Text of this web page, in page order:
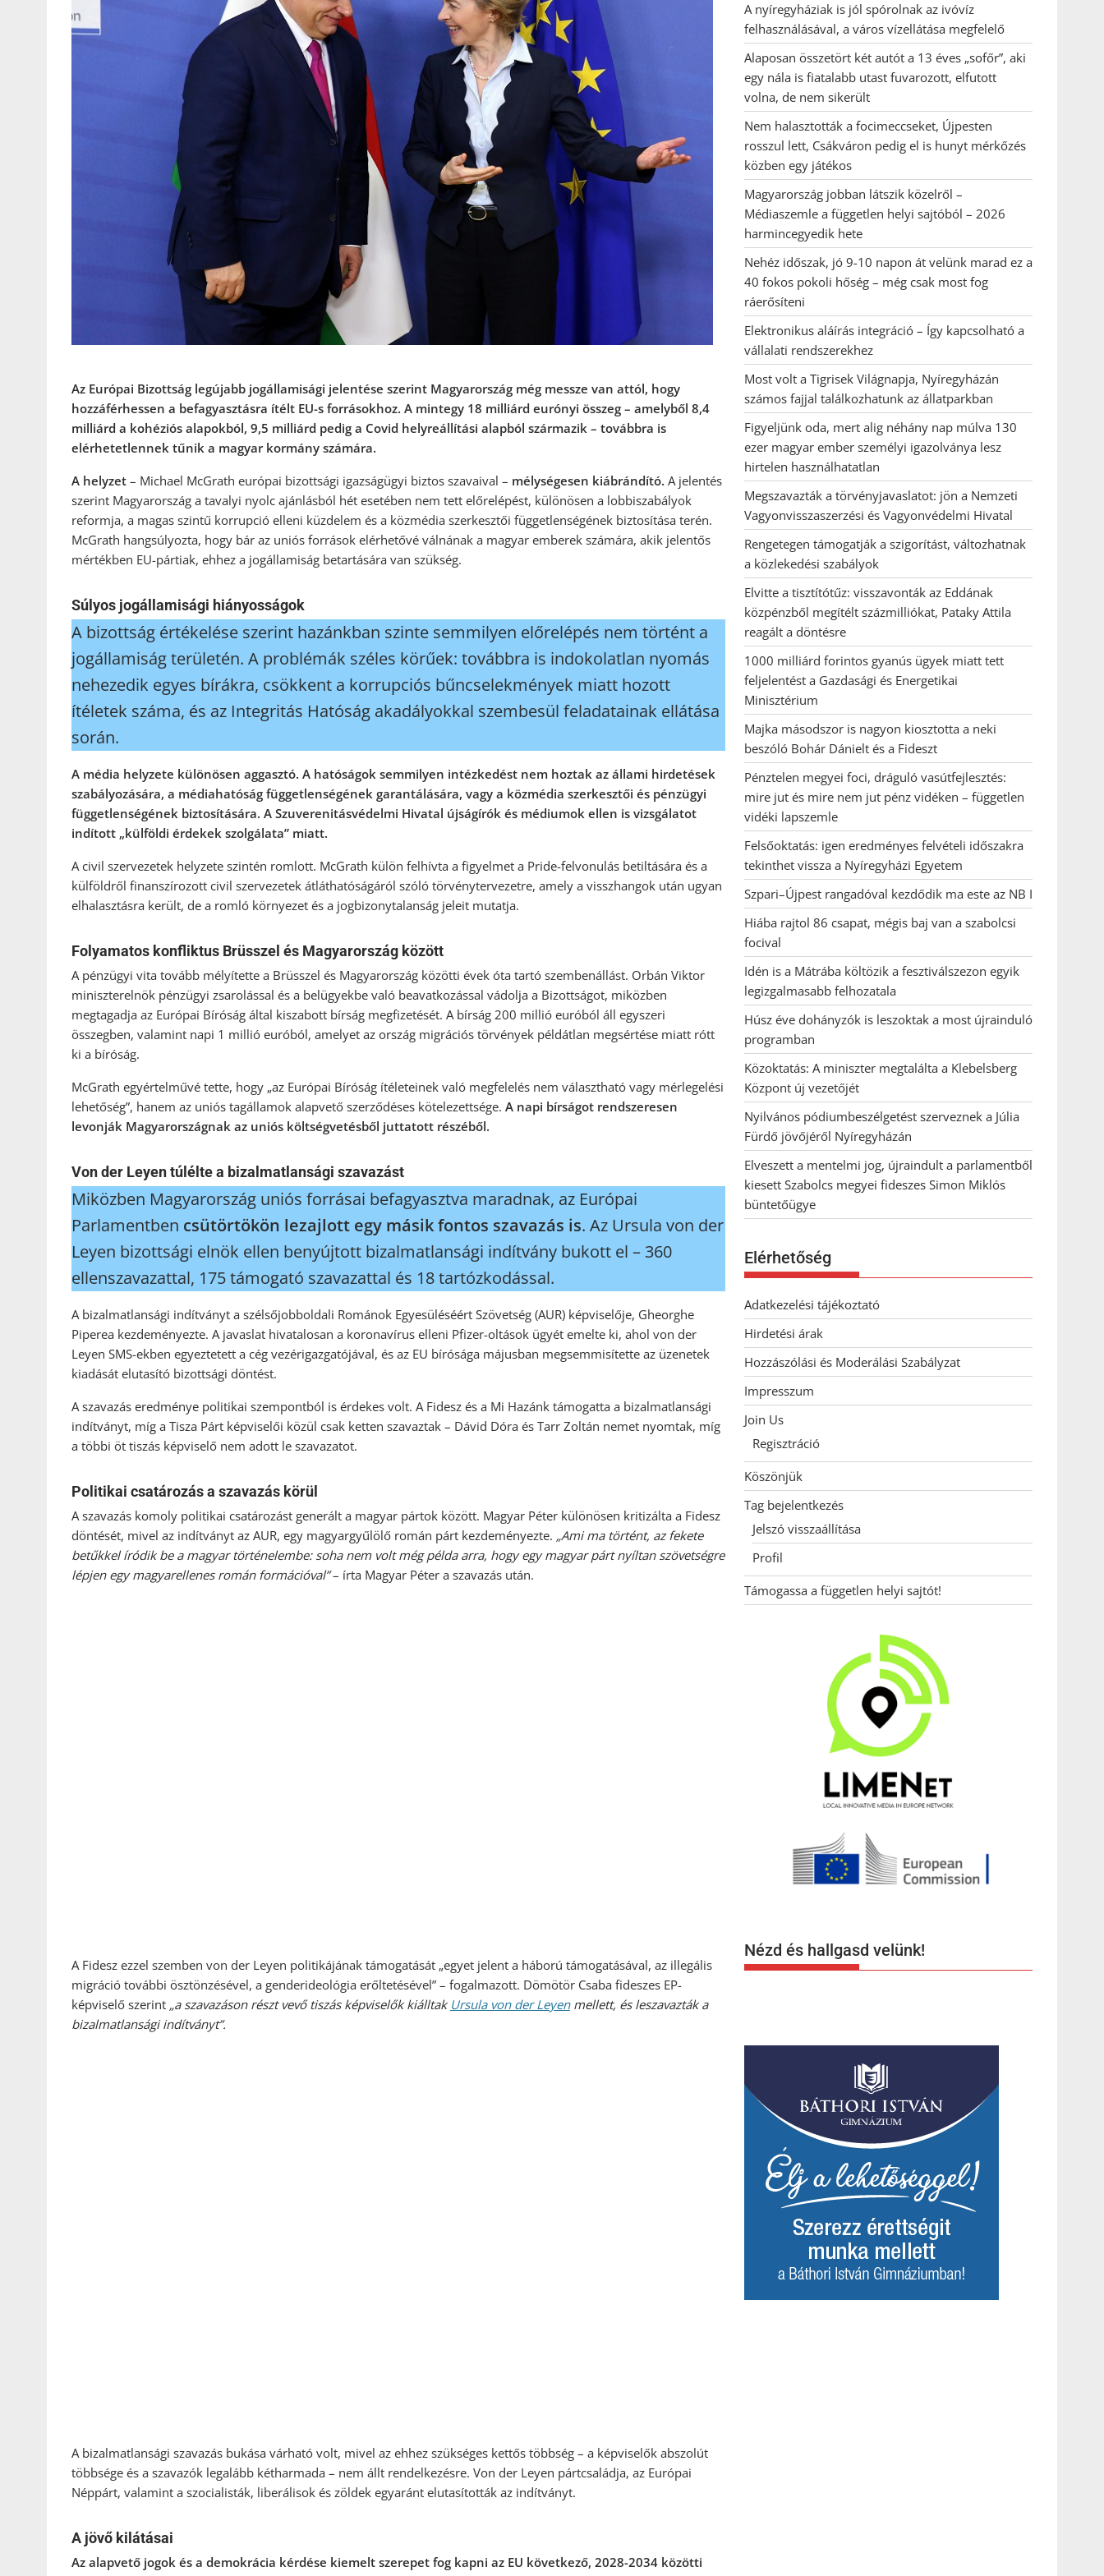
Az Európai Bizottság legújabb jogállamisági jelentése szerint Magyarország még messze van attól, hogy
hozzáférhessen a befagyasztásra ítélt EU-s forrásokhoz. A mintegy 18 milliárd eurónyi összeg – amelyből 8,4
milliárd a kohéziós alapokból, 9,5 milliárd pedig a Covid helyreállítási alapból származik – továbbra is
elérhetetlennek tűnik a magyar kormány számára.
A helyzet – Michael McGrath európai bizottsági igazságügyi biztos szavaival – mélységesen kiábrándító. A jelentés
szerint Magyarország a tavalyi nyolc ajánlásból hét esetében nem tett előrelépést, különösen a lobbiszabályok
reformja, a magas szintű korrupció elleni küzdelem és a közmédia szerkesztői függetlenségének biztosítása terén.
McGrath hangsúlyozta, hogy bár az uniós források elérhetővé válnának a magyar emberek számára, akik jelentős
mértékben EU-pártiak, ehhez a jogállamiság betartására van szükség.
Súlyos jogállamisági hiányosságok
A bizottság értékelése szerint hazánkban szinte semmilyen előrelépés nem történt a
jogállamiság területén. A problémák széles körűek: továbbra is indokolatlan nyomás
nehezedik egyes bírákra, csökkent a korrupciós bűncselekmények miatt hozott
ítéletek száma, és az Integritás Hatóság akadályokkal szembesül feladatainak ellátása
során.
A média helyzete különösen aggasztó. A hatóságok semmilyen intézkedést nem hoztak az állami hirdetések
szabályozására, a médiahatóság függetlenségének garantálására, vagy a közmédia szerkesztői és pénzügyi
függetlenségének biztosítására. A Szuverenitásvédelmi Hivatal újságírók és médiumok ellen is vizsgálatot
indított „külföldi érdekek szolgálata” miatt.
A civil szervezetek helyzete szintén romlott. McGrath külön felhívta a figyelmet a Pride-felvonulás betiltására és a
külföldről finanszírozott civil szervezetek átláthatóságáról szóló törvénytervezetre, amely a visszhangok után ugyan
elhalasztásra került, de a romló környezet és a jogbizonytalanság jeleit mutatja.
Folyamatos konfliktus Brüsszel és Magyarország között
A pénzügyi vita tovább mélyítette a Brüsszel és Magyarország közötti évek óta tartó szembenállást. Orbán Viktor
miniszterelnök pénzügyi zsarolással és a belügyekbe való beavatkozással vádolja a Bizottságot, miközben
megtagadja az Európai Bíróság által kiszabott bírság megfizetését. A bírság 200 millió euróból áll egyszeri
összegben, valamint napi 1 millió euróból, amelyet az ország migrációs törvények példátlan megsértése miatt rótt
ki a bíróság.
McGrath egyértelművé tette, hogy „az Európai Bíróság ítéleteinek való megfelelés nem választható vagy mérlegelési
lehetőség”, hanem az uniós tagállamok alapvető szerződéses kötelezettsége. A napi bírságot rendszeresen
levonják Magyarországnak az uniós költségvetésből juttatott részéből.
Von der Leyen túlélte a bizalmatlansági szavazást
Miközben Magyarország uniós forrásai befagyasztva maradnak, az Európai
Parlamentben csütörtökön lezajlott egy másik fontos szavazás is. Az Ursula von der
Leyen bizottsági elnök ellen benyújtott bizalmatlansági indítvány bukott el – 360
ellenszavazattal, 175 támogató szavazattal és 18 tartózkodással.
A bizalmatlansági indítványt a szélsőjobboldali Románok Egyesüléséért Szövetség (AUR) képviselője, Gheorghe
Piperea kezdeményezte. A javaslat hivatalosan a koronavírus elleni Pfizer-oltások ügyét emelte ki, ahol von der
Leyen SMS-ekben egyeztetett a cég vezérigazgatójával, és az EU bírósága májusban megsemmisítette az üzenetek
kiadását elutasító bizottsági döntést.
A szavazás eredménye politikai szempontból is érdekes volt. A Fidesz és a Mi Hazánk támogatta a bizalmatlansági
indítványt, míg a Tisza Párt képviselői közül csak ketten szavaztak – Dávid Dóra és Tarr Zoltán nemet nyomtak, míg
a többi öt tiszás képviselő nem adott le szavazatot.
Politikai csatározás a szavazás körül
A szavazás komoly politikai csatározást generált a magyar pártok között. Magyar Péter különösen kritizálta a Fidesz
döntését, mivel az indítványt az AUR, egy magyargyűlölő román párt kezdeményezte. „Ami ma történt, az fekete
betűkkel íródik be a magyar történelembe: soha nem volt még példa arra, hogy egy magyar párt nyíltan szövetségre
lépjen egy magyarellenes román formációval”– írta Magyar Péter a szavazás után.
A Fidesz ezzel szemben von der Leyen politikájának támogatását „egyet jelent a háború támogatásával, az illegális
migráció további ösztönzésével, a genderideológia erőltetésével” – fogalmazott. Dömötör Csaba fideszes EP-
képviselő szerint „a szavazáson részt vevő tiszás képviselők kiálltak Ursula von der Leyenmellett, és leszavazták a
bizalmatlansági indítványt”.
A bizalmatlansági szavazás bukása várható volt, mivel az ehhez szükséges kettős többség – a képviselők abszolút
többsége és a szavazók legalább kétharmada – nem állt rendelkezésre. Von der Leyen pártcsaládja, az Európai
Néppárt, valamint a szocialisták, liberálisok és zöldek egyaránt elutasították az indítványt.
A jövő kilátásai
Az alapvető jogok és a demokrácia kérdése kiemelt szerepet fog kapni az EU következő, 2028-2034 közötti
A nyíregyháziak is jól spórolnak az ivóvíz
felhasználásával, a város vízellátása megfelelő
Alaposan összetört két autót a 13 éves „sofőr”, aki
egy nála is fiatalabb utast fuvarozott, elfutott
volna, de nem sikerült
Nem halasztották a focimeccseket, Újpesten
rosszul lett, Csákváron pedig el is hunyt mérkőzés
közben egy játékos
Magyarország jobban látszik közelről –
Médiaszemle a független helyi sajtóból – 2026
harmincegyedik hete
Nehéz időszak, jó 9-10 napon át velünk marad ez a
40 fokos pokoli hőség – még csak most fog
ráerősíteni
Elektronikus aláírás integráció – Így kapcsolható a
vállalati rendszerekhez
Most volt a Tigrisek Világnapja, Nyíregyházán
számos fajjal találkozhatunk az állatparkban
Figyeljünk oda, mert alig néhány nap múlva 130
ezer magyar ember személyi igazolványa lesz
hirtelen használhatatlan
Megszavazták a törvényjavaslatot: jön a Nemzeti
Vagyonvisszaszerzési és Vagyonvédelmi Hivatal
Rengetegen támogatják a szigorítást, változhatnak
a közlekedési szabályok
Elvitte a tisztítótűz: visszavonták az Eddának
közpénzből megítélt százmilliókat, Pataky Attila
reagált a döntésre
1000 milliárd forintos gyanús ügyek miatt tett
feljelentést a Gazdasági és Energetikai
Minisztérium
Majka másodszor is nagyon kiosztotta a neki
beszóló Bohár Dánielt és a Fideszt
Pénztelen megyei foci, dráguló vasútfejlesztés:
mire jut és mire nem jut pénz vidéken – független
vidéki lapszemle
Felsőoktatás: igen eredményes felvételi időszakra
tekinthet vissza a Nyíregyházi Egyetem
Szpari–Újpest rangadóval kezdődik ma este az NB I
Hiába rajtol 86 csapat, mégis baj van a szabolcsi
focival
Idén is a Mátrába költözik a fesztiválszezon egyik
legizgalmasabb felhozatala
Húsz éve dohányzók is leszoktak a most újrainduló
programban
Közoktatás: A miniszter megtalálta a Klebelsberg
Központ új vezetőjét
Nyilvános pódiumbeszélgetést szerveznek a Júlia
Fürdő jövőjéről Nyíregyházán
Elveszett a mentelmi jog, újraindult a parlamentből
kiesett Szabolcs megyei fideszes Simon Miklós
büntetőügye
Elérhetőség
Adatkezelési tájékoztató
Hirdetési árak
Hozzászólási és Moderálási Szabályzat
Impresszum
Join Us
Regisztráció
Köszönjük
Tag bejelentkezés
Jelszó visszaállítása
Profil
Támogassa a független helyi sajtót!
Nézd és hallgasd velünk!